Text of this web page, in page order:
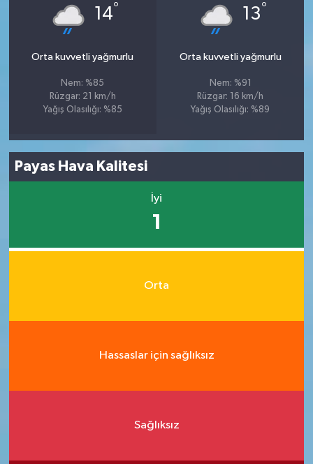
14°
Orta kuvvetli yağmurlu
Nem: %85
Rüzgar: 21 km/h
Yağış Olasılığı: %85
13°
Orta kuvvetli yağmurlu
Nem: %91
Rüzgar: 16 km/h
Yağış Olasılığı: %89
Payas Hava Kalitesi
İyi
1
Orta
Hassaslar için sağlıksız
Sağlıksız